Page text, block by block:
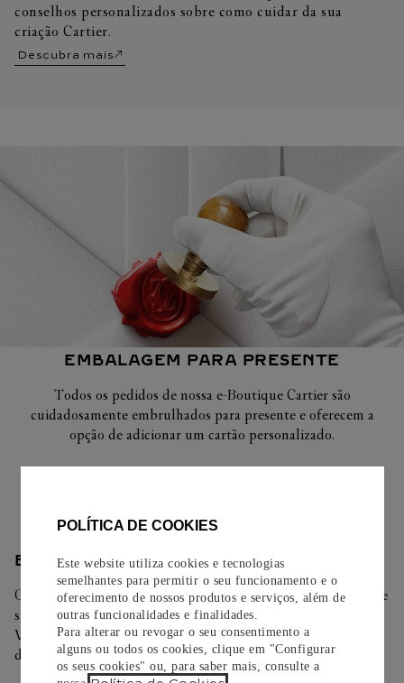
POLÍTICA DE COOKIES
Este website utiliza cookies e tecnologias
semelhantes para permitir o seu funcionamento e o
oferecimento de nossos produtos e serviços, além de
outras funcionalidades e finalidades.
Para alterar ou revogar o seu consentimento a
alguns ou todos os cookies, clique em "Configurar
os seus cookies" ou, para saber mais, consulte a
conselhos personalizados sobre como cuidar da sua
criação Cartier.
Descubra mais
EMBALAGEM PARA PRESENTE
Todos os pedidos de nossa e-Boutique Cartier são
cuidadosamente embrulhados para presente e oferecem a
opção de adicionar um cartão personalizado.
ENTREGA/DEVOLUÇÃO
Oferecemos diferentes opções de entrega. Selecione o envio de
sua preferência na finalização de seu pedido.
Você pode trocar ou devolver sua criação Cartier em até 30
dias.